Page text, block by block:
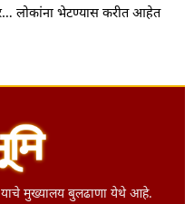
लोकांना भेटण्यास करीत आहेत
याचे मुख्यालय बुलढाणा येथे आहे.